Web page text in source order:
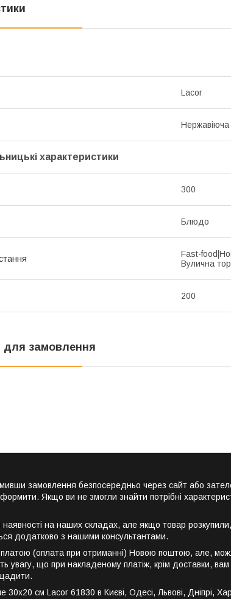
Lacor
Нержавіюча
характеристики
300
Блюдо
Fast-
Вулична
200
для замовлення
замовлення безпосередньо через сайт або
Якщо ви не змогли знайти потрібні
на наших складах, але якщо товар
додатково з нашими консультантами.
(оплата при отриманні) Новою поштою, але,
увагу, що при накладеному платіж, крім доставки,
см Lacor 61830 в Києві, Одесі, Львові, Дніпрі,